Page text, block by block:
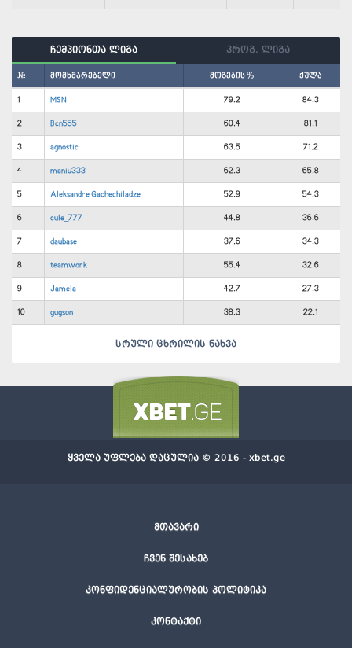
ჩემპიონთა ლიგა პროგ. ლიგა
# მომხმარებელი მოგების % ქულა
1 MSN 79.2 84.3
2 Bcn555 60.4 81.1
3 agnostic 63.5 71.2
4 maniu333 62.3 65.8
5 Aleksandre Gachechiladze 52.9 54.3
6 cule_777 44.8 36.6
7 daubase 37.6 34.3
8 teamwork 55.4 32.6
9 Jamela 42.7 27.3
10 gugson 38.3 22.1
სრული ცხრილის ნახვა
მთავარი
ჩვენ შესახებ
კონფიდენციალურობის პოლიტიკა
კონტაქტი
ყველა უფლება დაცულია © 2016 - xbet.ge